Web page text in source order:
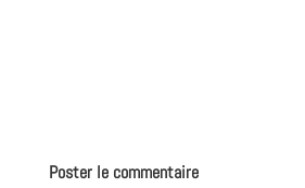
Poster le commentaire